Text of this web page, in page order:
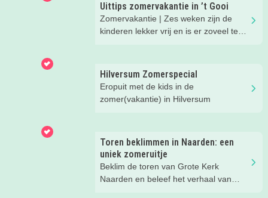
Uittips zomervakantie in ’t Gooi
Zomervakantie | Zes weken zijn de
kinderen lekker vrij en is er zoveel te
rijtje gezet.
Hilversum Zomerspecial
Eropuit met de kids in de
zomer(vakantie) in Hilversum
Toren beklimmen in Naarden: een
uniek zomeruitje
Beklim de toren van Grote Kerk
Naarden en beleef het verhaal van